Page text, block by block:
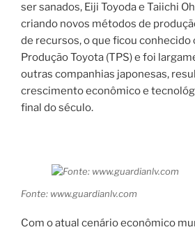
ser sanados, Eiji Toyoda e Taiichi
criando novos métodos de
de recursos, o que ficou conhecido
Produção Toyota (TPS) e foi
outras companhias japonesas,
crescimento econômico e
final do século.
Fonte: www.guardianlv.com
Com o atual cenário econômico